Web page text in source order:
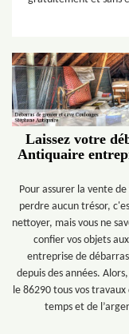
Laissez votre
Antiquaire
Pour assurer la vente
perdre aucun trésor,
nettoyer, mais vous ne
confier vos objets
entreprise de
depuis des années.
le 86290 tous vos
temps et de